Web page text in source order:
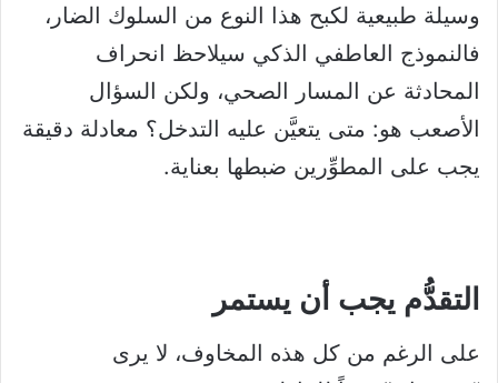
وسيلة طبيعية لكبح هذا النوع من السلوك الضار،
فالنموذج العاطفي الذكي سيلاحظ انحراف
المحادثة عن المسار الصحي، ولكن السؤال
الأصعب هو: متى يتعيَّن عليه التدخل؟ معادلة دقيقة
يجب على المطوِّرين ضبطها بعناية.
التقدُّم يجب أن يستمر
على الرغم من كل هذه المخاوف، لا يرى